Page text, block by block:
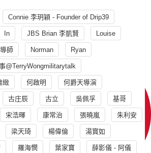
Connie 李玥穎 - Founder of Drip39
In JBS Brian 李凱賢 Louise
師 Norman Ryan
@TerryWongmilitarytalk
緻 何啟明 何爵天導演
古庄辰 古立 吳佩孚 基哥
宋浩暉 康常治 張曉嵐 朱利安
梁天琦 楊偉倫 湯寳如
羅海憫 葉家寶 薛影儀 - 阿儀